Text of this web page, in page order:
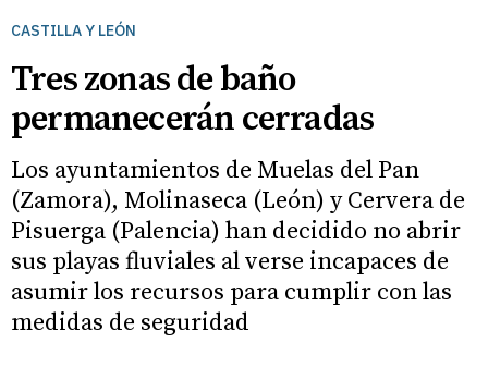
CASTILLA Y LEÓN
Tres zonas de baño
permanecerán cerradas
Los ayuntamientos de Muelas del Pan
(Zamora), Molinaseca (León) y Cervera de
Pisuerga (Palencia) han decidido no abrir
sus playas fluviales al verse incapaces de
asumir los recursos para cumplir con las
medidas de seguridad